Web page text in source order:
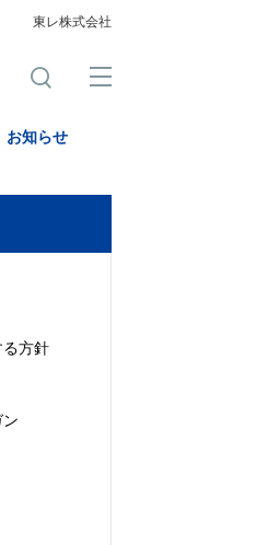
東レ株式会社
お知らせ
方針